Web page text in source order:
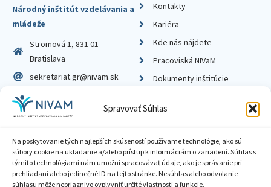
Spravovať Súhlas
Na poskytovanie tých najlepších skúseností používame technológie, ako sú
súbory cookie na ukladanie a/alebo prístup k informáciám o zariadení. Súhlas s
týmito technológiami nám umožní spracovávať údaje, ako je správanie pri
prehliadaní alebo jedinečné ID na tejto stránke. Nesúhlas alebo odvolanie
súhlasu môže nepriaznivo ovplyvniť určité vlastnosti a funkcie.
Národný inštitút vzdelávania a
mládeže
Stromová 1, 831 01
Bratislava
sekretariat.gr@nivam.sk
IČO: 00164348
DIČ: 2020798714
Kontakty
Kariéra
Kde nás nájdete
Pracoviská NIVaM
Dokumenty inštitúcie
Zásady ochrany súkromia